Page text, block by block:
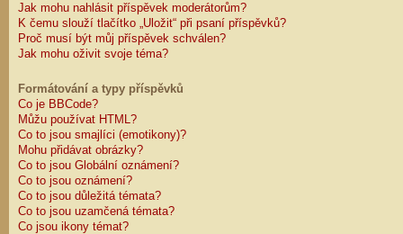
Jak mohu nahlásit příspěvek moderátorům?
K čemu slouží tlačítko „Uložit“ při psaní příspěvků?
Proč musí být můj příspěvek schválen?
Jak mohu oživit svoje téma?
Formátování a typy příspěvků
Co je BBCode?
Můžu používat HTML?
Co to jsou smajlíci (emotikony)?
Mohu přidávat obrázky?
Co to jsou Globální oznámení?
Co to jsou oznámení?
Co to jsou důležitá témata?
Co to jsou uzamčená témata?
Co jsou ikony témat?